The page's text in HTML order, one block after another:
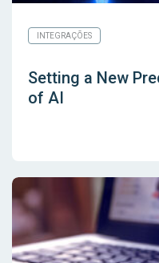
INTEGRAÇÕES
Setting a New
of AI